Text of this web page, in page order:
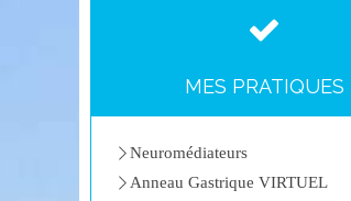
MES PRATIQUES
Neuromédiateurs
Anneau Gastrique VIRTUEL